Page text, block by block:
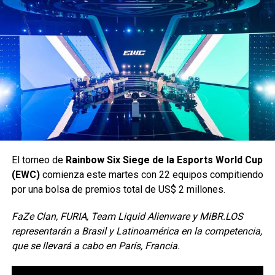
“Para Liverpool, las tiendas continúan evolucionando
como espacios de inspiración y conexión, donde la
experiencia física se complementa con capacidades
digitales para ofrecer una propuesta cada vez más
relevante para sus clientes”,
dijo Rodrigo Luna, CMO de Liverpool.
enterado de lo más atractivo del mundo geek, además
suscríbete a nuestro canal deYoutubeypodcast
Con motivo del próximo lanzamiento de PUBG:
Playgrounds, KRAFTON y CurseForge, una de las mayores
plataformas del mundo de mods y complementos,
PUBG: BATTLEGROUNDS UGC, una competición mundial
para creadores con un fondo de premios de $95,000
dólares.
El torneo de Rainbow Six Siege de la Esports World Cup
(EWC)comienza este martes con 22 equipos compitiendo
por una bolsa de premios total de US$ 2 millones.
FaZe Clan, FURIA, Team Liquid Alienware y MiBR.LOS
representarán a Brasil y Latinoamérica en la competencia,
que se llevará a cabo en París, Francia.